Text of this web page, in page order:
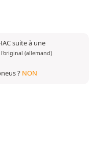
suite à une
l'original (allemand)
? NON